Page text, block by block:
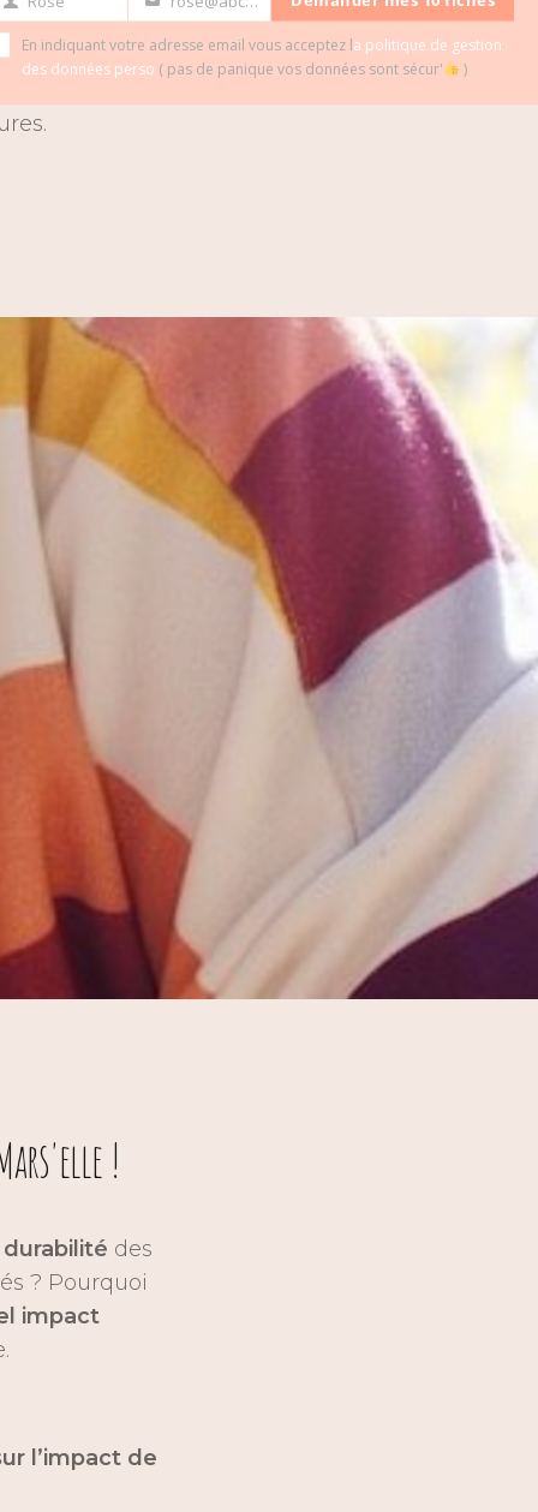
La
conception et
!
des
? Pourquoi
impact
l’impact de
Your
En indiquant votre adresse email vous acceptez la politique de gestion
des données perso ( pas de panique vos données sont sécur' )